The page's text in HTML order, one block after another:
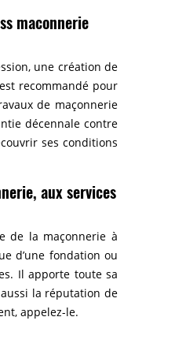
maconnerie
une création de
recommandé pour
de maçonnerie
décennale contre
ses conditions
aux services
de la maçonnerie à
d’une fondation ou
Il apporte toute sa
la réputation de
appelez-le.